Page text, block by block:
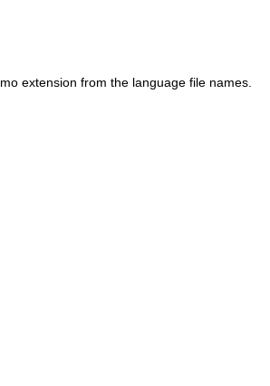
extension from the language file names.